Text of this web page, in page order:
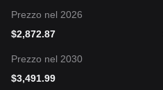
Prezzo nel 2026
$2,872.87
Prezzo nel 2030
$3,491.99